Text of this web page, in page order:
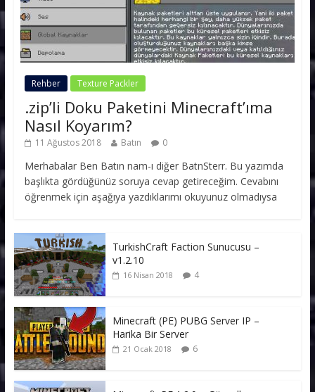
Rehber Texture Packler
.zip’li Doku Paketini Minecraft’ıma
Nasıl Koyarım?
11 Ağustos 2018 Batın 0
Merhabalar Ben Batın nam-ı diğer BatnSterr. Bu yazımda
başlıkta gördüğünüz soruya cevap getireceğim. Cevabını
öğrenmek için aşağıya yazdıklarımı okuyunuz olmadıysa
TurkishCraft Faction Sunucusu –
v1.2.10
16 Nisan 2018 4
Minecraft (PE) PUBG Server IP –
Harika Bir Server
21 Ocak 2018 6